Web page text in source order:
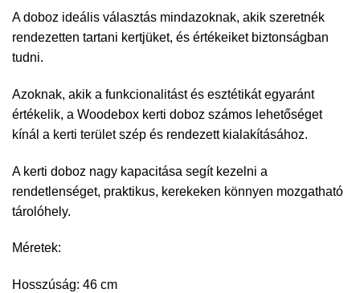
A doboz ideális választás mindazoknak, akik szeretnék
rendezetten tartani kertjüket, és értékeiket biztonságban
tudni.
Azoknak, akik a funkcionalitást és esztétikát egyaránt
értékelik, a Woodebox kerti doboz számos lehetőséget
kínál a kerti terület szép és rendezett kialakításához.
A kerti doboz nagy kapacitása segít kezelni a
rendetlenséget, praktikus, kerekeken könnyen mozgatható
tárolóhely.
Méretek:
Hosszúság: 46 cm